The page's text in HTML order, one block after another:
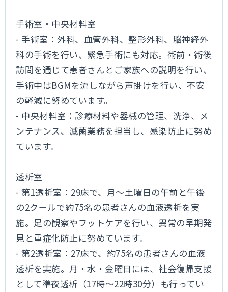
手術室・中央材料室
- 手術室：外科、血管外科、整形外科、脳神経外
科の手術を行い、緊急手術にも対応。術前・術後
訪問を通じて患者さんとご家族への説明を行い、
手術中はBGMを流しながら声掛けを行い、不安
の軽減に努めています。
- 中央材料室：診療材料や器械の管理、洗浄、メ
ンテナンス、滅菌業務を担当し、感染防止に努め
ています。
透析室
- 第1透析室：29床で、月～土曜日の午前と午後
の2クールで約75名の患者さんの血液透析を実
施。足の観察やフットケアを行い、異常の早期発
見と重症化防止に努めています。
- 第2透析室：27床で、約75名の患者さんの血液
透析を実施。月・水・金曜日には、社会復帰支援
として準夜透析（17時～22時30分）も行ってい